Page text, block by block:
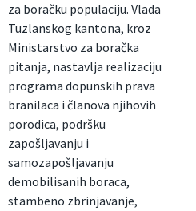
za boračku populaciju. Vlada
Tuzlanskog kantona, kroz
Ministarstvo za boračka
pitanja, nastavlja realizaciju
programa dopunskih prava
branilaca i članova njihovih
porodica, podršku
zapošljavanju i
samozapošljavanju
demobilisanih boraca,
stambeno zbrinjavanje,